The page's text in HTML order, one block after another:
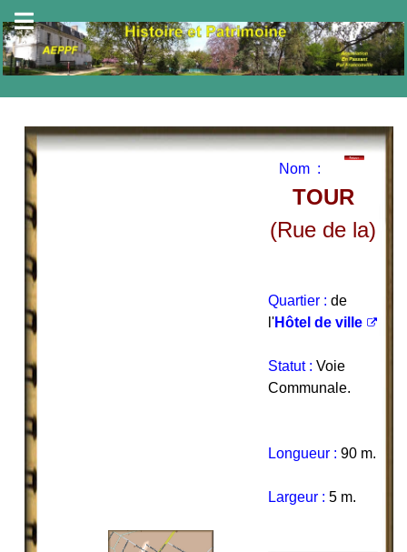
Nom :
TOUR
(Rue de la)
Quartier : de
l'Hôtel de ville
Statut : Voie
Communale.
Longueur : 90 m.
Largeur : 5 m.